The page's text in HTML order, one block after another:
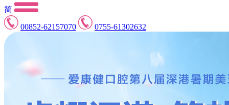
简
00852-62157070
0755-61302632